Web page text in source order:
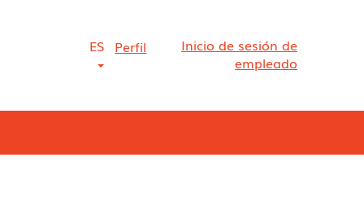
ES Perfil
Inicio de sesión de
empleado